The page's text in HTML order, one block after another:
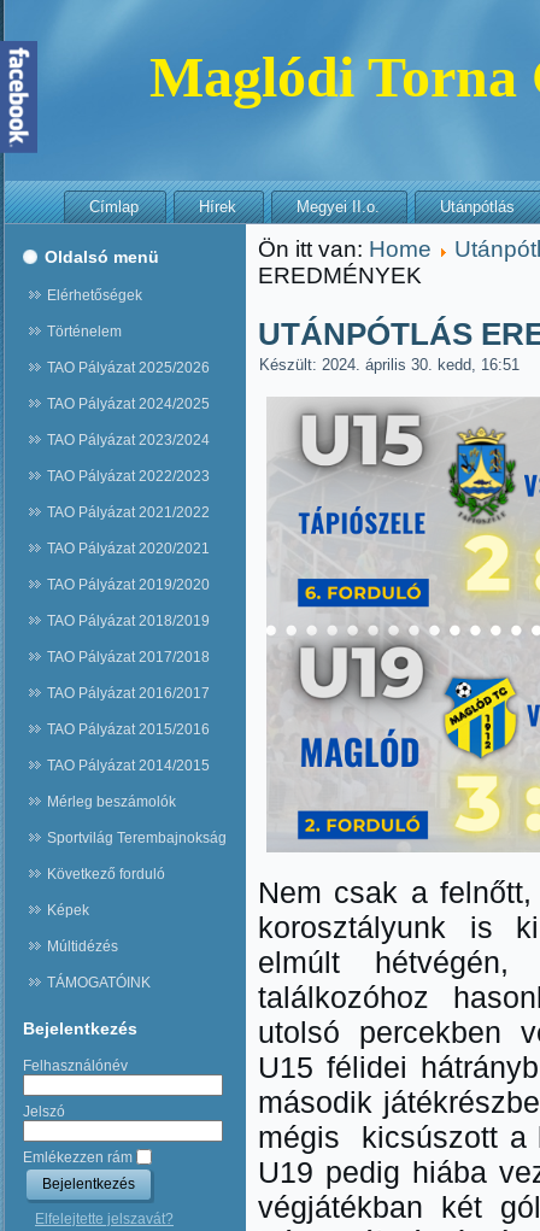
Maglódi Torna
Címlap Hírek Megyei II.o. Utánpótlás
Oldalsó menü
Elérhetőségek
Történelem
TAO Pályázat 2025/2026
TAO Pályázat 2024/2025
TAO Pályázat 2023/2024
TAO Pályázat 2022/2023
TAO Pályázat 2021/2022
TAO Pályázat 2020/2021
TAO Pályázat 2019/2020
TAO Pályázat 2018/2019
TAO Pályázat 2017/2018
TAO Pályázat 2016/2017
TAO Pályázat 2015/2016
TAO Pályázat 2014/2015
Mérleg beszámolók
Sportvilág Terembajnokság
Következő forduló
Képek
Múltidézés
TÁMOGATÓINK
Bejelentkezés
Felhasználónév
Jelszó
Emlékezzen rám
Elfelejtette jelszavát?
Ön itt van: Home
EREDMÉNYEK
UTÁNPÓTLÁS
Készült: 2024. április 30. kedd, 16:51
Nem csak a
korosztályunk is
elmúlt
találkozóhoz
utolsó percekben
U15 félidei
második
mégis kicsúszott a
U19 pedig hiába
végjátékban két